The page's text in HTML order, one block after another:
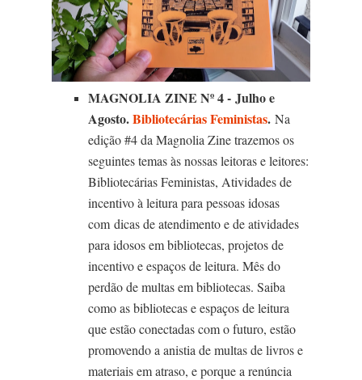
MAGNOLIA ZINE Nº 4 - Julho e
Agosto.Bibliotecárias Feministas. Na
edição #4 da Magnolia Zine trazemos os
seguintes temas às nossas leitoras e leitores:
Bibliotecárias Feministas, Atividades de
incentivo à leitura para pessoas idosas
com dicas de atendimento e de atividades
para idosos em bibliotecas, projetos de
incentivo e espaços de leitura. Mês do
perdão de multas em bibliotecas. Saiba
como as bibliotecas e espaços de leitura
que estão conectadas com o futuro, estão
promovendo a anistia de multas de livros e
materiais em atraso, e porque a renúncia